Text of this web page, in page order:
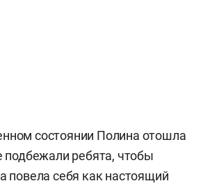
состоянии Полина отошла
подбежали ребята, чтобы
повела себя как настоящий